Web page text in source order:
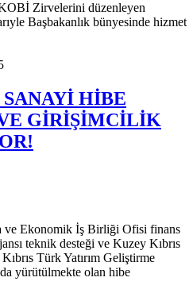
Zirvelerini düzenleyen
Başbakanlık bünyesinde hizmet
HİBE
GİRİŞİMCİLİK
ve Ekonomik İş Birliği Ofisi finans
teknik desteği ve Kuzey Kıbrıs
Türk Yatırım Geliştirme
yürütülmekte olan hibe